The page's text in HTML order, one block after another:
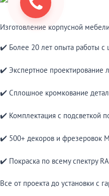
Изготовление корпусной
✔️ Более 20 лет опыта работы с
✔️ Экспертное проектирование
✔️ Сплошное кромкование
✔️ Комплектация с подсветкой
✔️ 500+ декоров и фрезеровок
✔️ Покраска по всему спектру
Все от проекта до установки с